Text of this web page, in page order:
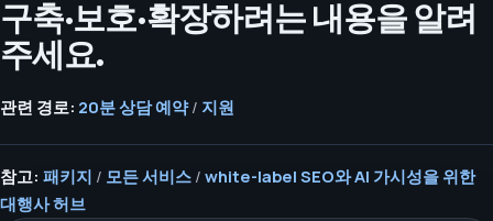
구축·보호·확장하려는 내용을 알려
주세요.
관련 경로: 20분 상담 예약/ 지원
참고: 패키지 / 모든 서비스 / white-label SEO와 AI 가시성을 위한
대행사 허브